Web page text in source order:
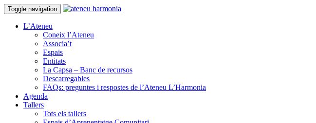
Toggle navigation
L’Ateneu
Coneix l’Ateneu
Associa’t
Espais
Entitats
La Capsa – Banc de recursos
Descarregables
FAQs: preguntes i respostes de l’Ateneu L’Harmonia
Agenda
Tallers
Tots els tallers